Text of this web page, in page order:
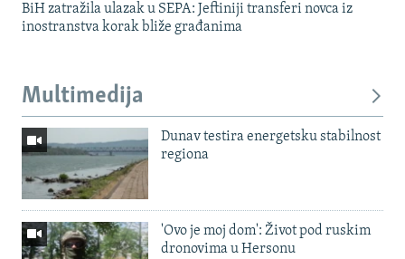
BiH zatražila ulazak u SEPA: Jeftiniji transferi novca iz
inostranstva korak bliže građanima
Multimedija
Dunav testira energetsku stabilnost
regiona
'Ovo je moj dom': Život pod ruskim
dronovima u Hersonu